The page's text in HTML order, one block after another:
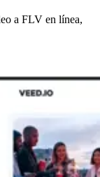
a FLV en línea,